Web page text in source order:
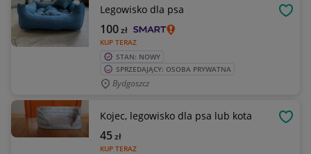
Legowisko dla psa
KUP TERAZ
100zł
STAN: NOWY
SPRZEDAJĄCY: OSOBA PRYWATNA
Bydgoszcz
Kojec, legowisko dla psa lub kota
KUP TERAZ
45zł